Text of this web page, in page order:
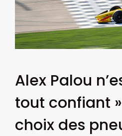
Alex Palou
tout confiant
choix des